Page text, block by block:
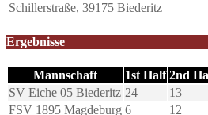
Schillerstraße, 39175 Biederitz
Ergebnisse
Mannschaft 1st Half 2nd
SV Eiche 05 Biederitz 24 13
FSV 1895 Magdeburg 6 12